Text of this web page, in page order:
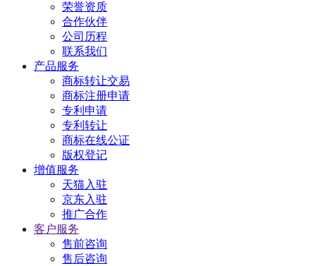
荣誉资质
合作伙伴
公司历程
联系我们
产品服务
商标转让交易
商标注册申请
专利申请
专利转让
商标在线公证
版权登记
增值服务
天猫入驻
京东入驻
推广合作
客户服务
售前咨询
售后咨询